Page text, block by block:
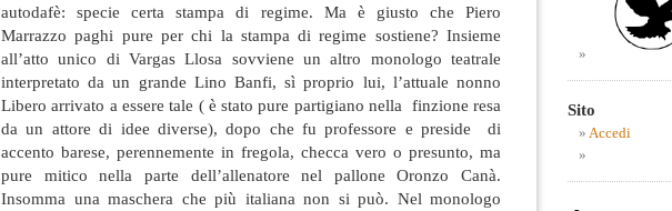
autodafè: specie certa stampa di regime. Ma è giusto che Piero
Marrazzo paghi pure per chi la stampa di regime sostiene? Insieme
all’atto unico di Vargas Llosa sovviene un altro monologo teatrale
interpretato da un grande Lino Banfi, sì proprio lui, l’attuale nonno
Libero arrivato a essere tale ( è stato pure partigiano nella finzione resa
da un attore di idee diverse), dopo che fu professore e preside di
accento barese, perennemente in fregola, checca vero o presunto, ma
pure mitico nella parte dell’allenatore nel pallone Oronzo Canà.
Insomma una maschera che più italiana non si può. Nel monologo
Sito
Accedi